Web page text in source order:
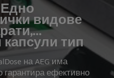
Едно
видове
тип
на AEG има
гарантира ефективно